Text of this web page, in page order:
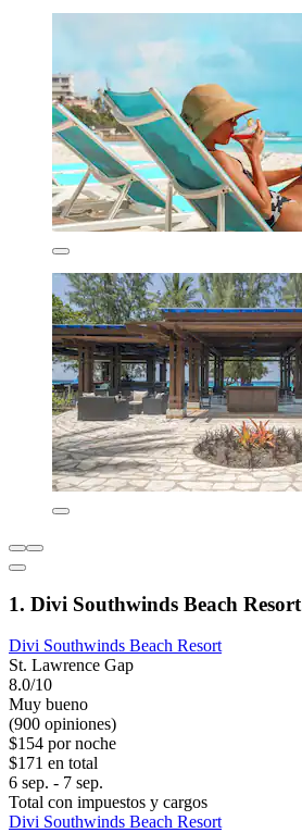
1. Divi Southwinds Beach Resort
Divi Southwinds Beach Resort
St. Lawrence Gap
8.0/10
Muy bueno
(900 opiniones)
$154 por noche
$171 en total
6 sep. - 7 sep.
Total con impuestos y cargos
Divi Southwinds Beach Resort